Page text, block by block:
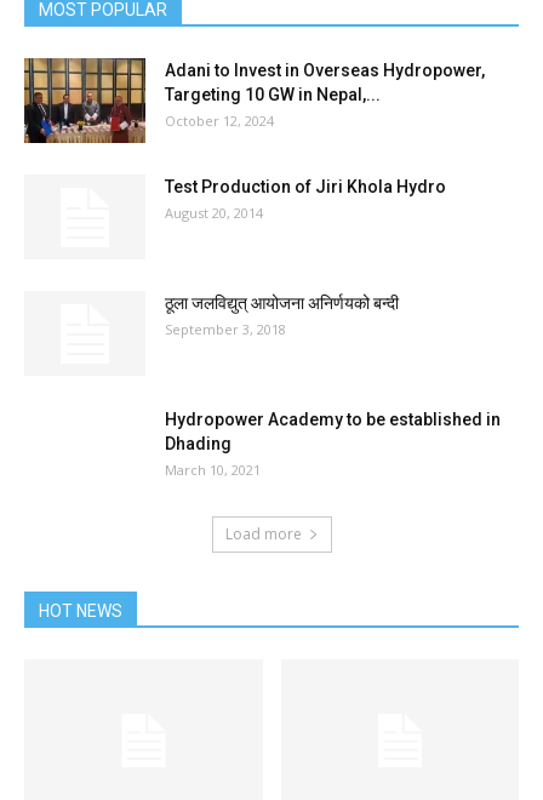
MOST POPULAR
Adani to Invest in Overseas Hydropower,
Targeting 10 GW in Nepal,...
October 12, 2024
Test Production of Jiri Khola Hydro
August 20, 2014
ठूला जलविद्युत् आयोजना अनिर्णयको बन्दी
September 3, 2018
Hydropower Academy to be established in
Dhading
March 10, 2021
Load more
HOT NEWS